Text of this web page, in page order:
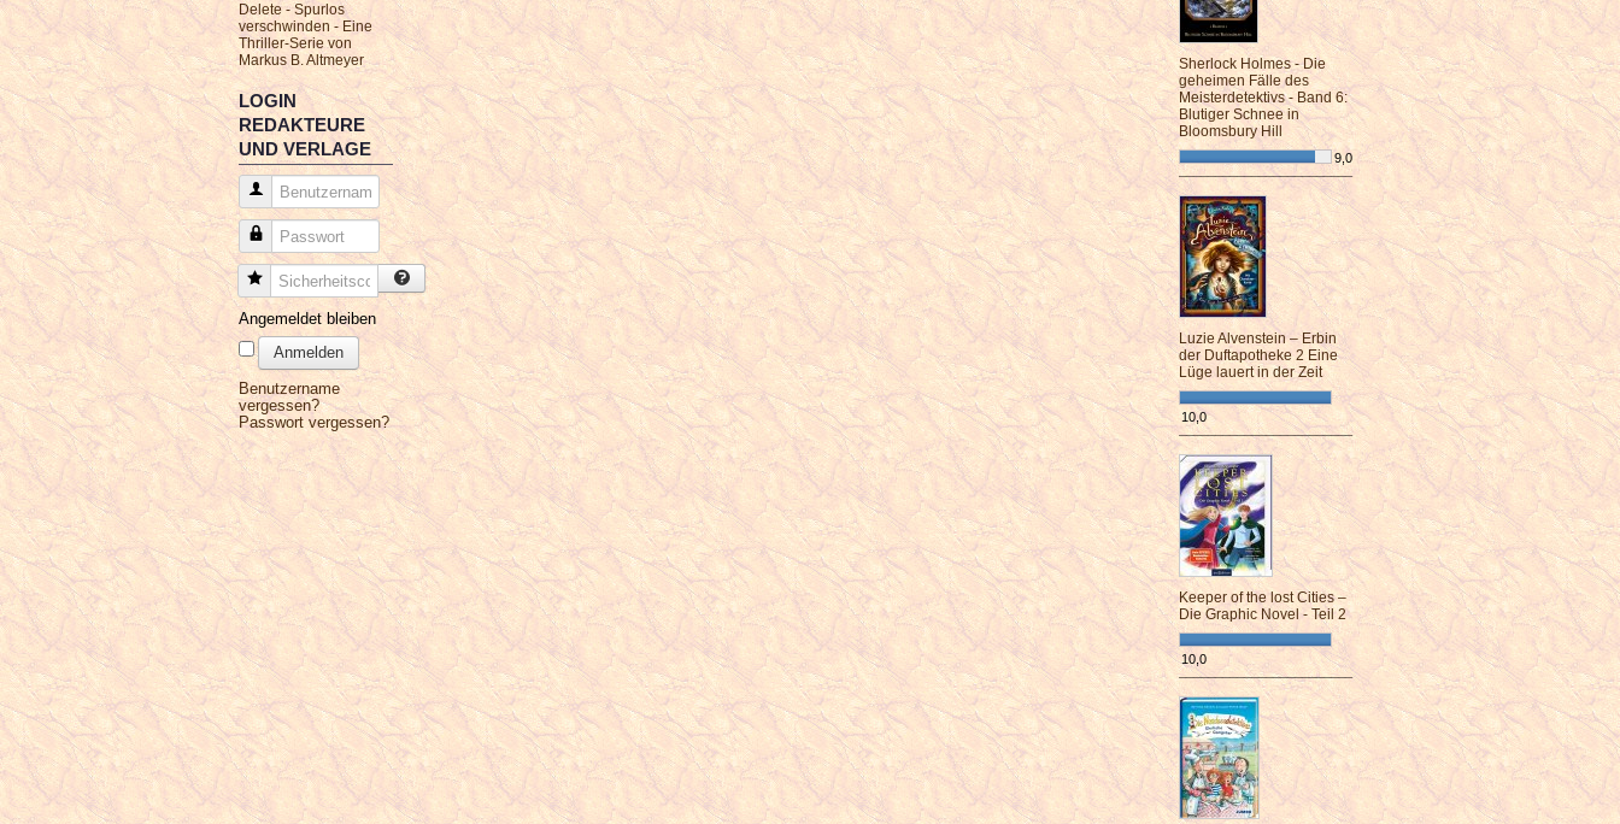
Delete - Spurlos
verschwinden - Eine
Thriller-Serie von
Markus B. Altmeyer
LOGIN
REDAKTEURE
UND VERLAGE
Benutzername
Passwort
Sicherheitscode
Angemeldet bleiben
Anmelden
Benutzername
vergessen?
Passwort vergessen?
Sherlock Holmes - Die
geheimen Fälle des
Meisterdetektivs - Band 6:
Blutiger Schnee in
Bloomsbury Hill
9,0
¯¯¯¯¯¯¯¯¯¯¯¯¯¯¯¯¯¯¯¯¯¯¯¯
Luzie Alvenstein – Erbin
der Duftapotheke 2 Eine
Lüge lauert in der Zeit
10,0
¯¯¯¯¯¯¯¯¯¯¯¯¯¯¯¯¯¯¯¯¯¯¯¯
Keeper of the lost Cities –
Die Graphic Novel - Teil 2
10,0
¯¯¯¯¯¯¯¯¯¯¯¯¯¯¯¯¯¯¯¯¯¯¯¯